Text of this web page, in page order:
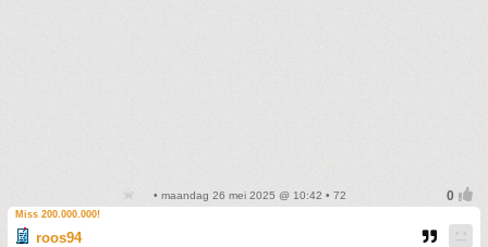
• maandag 26 mei 2025 @ 10:42 • 72
Miss 200.000.000!
roos94